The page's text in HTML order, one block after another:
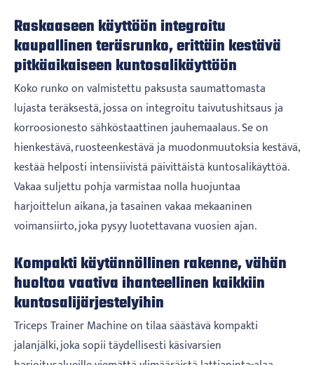
Raskaaseen käyttöön integroitu
kaupallinen teräsrunko, erittäin kestävä
pitkäaikaiseen kuntosalikäyttöön
Koko runko on valmistettu paksusta saumattomasta
lujasta teräksestä, jossa on integroitu taivutushitsaus ja
korroosionesto sähköstaattinen jauhemaalaus. Se on
hienkestävä, ruosteenkestävä ja muodonmuutoksia kestävä,
kestää helposti intensiivistä päivittäistä kuntosalikäyttöä.
Vakaa suljettu pohja varmistaa nolla huojuntaa
harjoittelun aikana, ja tasainen vakaa mekaaninen
voimansiirto, joka pysyy luotettavana vuosien ajan.
Kompakti käytännöllinen rakenne, vähän
huoltoa vaativa ihanteellinen kaikkiin
kuntosalijärjestelyihin
Triceps Trainer Machine on tilaa säästävä kompakti
jalanjälki, joka sopii täydellisesti käsivarsien